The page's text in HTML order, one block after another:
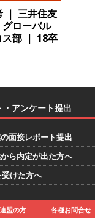
を独自のノウ
!｜ 整形外科・
薬・漢方原材
ン ｜ 日本粉
｜ 三井住友
ローバル
部 ｜ 18卒
・アンケート提出
面接レポート提出
ら内定が出た方へ
受けた方へ
盟の方 各種お問合せ